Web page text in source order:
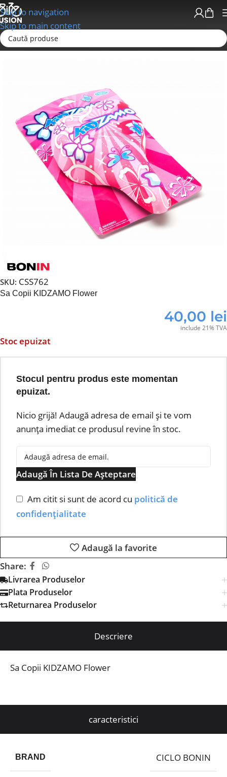
Skip to navigation
Skip to main content
Prima pagină
SKU: CSS762
Sa Copii KIDZAMO Flower
40,00 lei
include 21% TVA
Stoc epuizat
Stocul pentru produs este momentan
epuizat.
Nicio grijă! Adaugă adresa de email și te vom
anunța imediat ce produsul revine în stoc.
Adaugă În Lista De Așteptare
Am citit si sunt de acord cu politică de
confidențialitate
Adaugă la favorite
Share:
Livrarea Produselor
Plata Produselor
Returnarea Produselor
Descriere
Sa Copii KIDZAMO Flower
caracteristici
BRAND CICLO BONIN